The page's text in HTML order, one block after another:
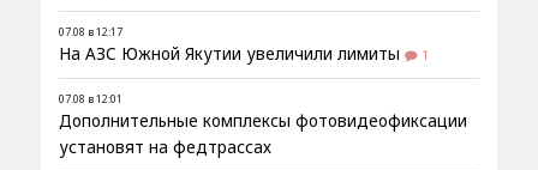
07.08 в 12:17
На АЗС Южной Якутии увеличили лимиты 1
07.08 в 12:01
Дополнительные комплексы фотовидеофиксации
установят на федтрассах